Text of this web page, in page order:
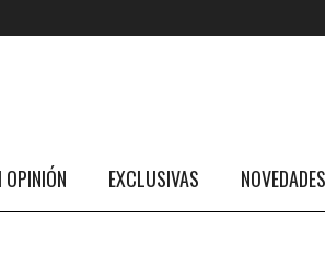
OPINIÓN EXCLUSIVAS NOVEDADES